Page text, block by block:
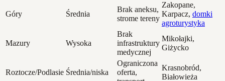
Góry Średnia
Brak aneksu,
strome tereny
Zakopane,
Karpacz, domki
agroturystyka
Mazury Wysoka
Brak
infrastruktury
medycznej
Mikołajki,
Giżycko
Roztocze/Podlasie Średnia/niska
Ograniczona
oferta,
Krasnobród,
Białowieża